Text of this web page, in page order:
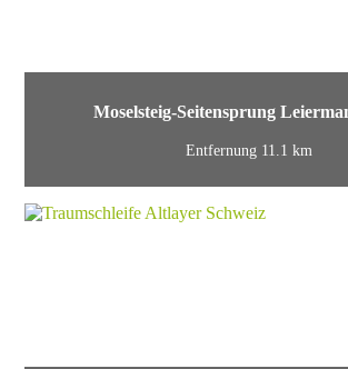
Moselsteig-Seitensprung
Entfernung 11.1 km